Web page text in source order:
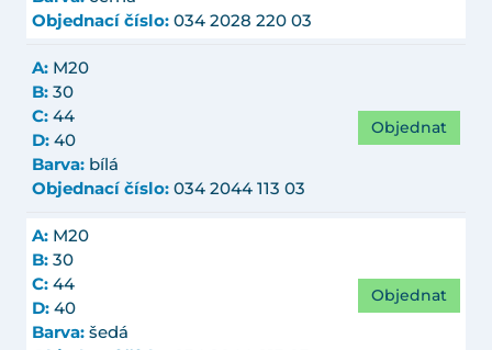
Objednací číslo: 034 2028 220 03
A: M20
B: 30
C: 44
D: 40
Barva: bílá
Objednací číslo: 034 2044 113 03
Objednat
A: M20
B: 30
C: 44
D: 40
Barva: šedá
Objednat